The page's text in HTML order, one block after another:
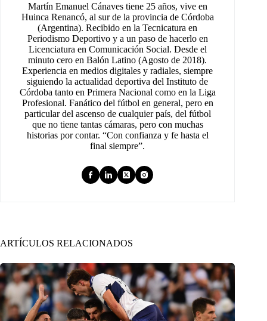
Martín Emanuel Cánaves tiene 25 años, vive en
Huinca Renancó, al sur de la provincia de Córdoba
(Argentina). Recibido en la Tecnicatura en
Periodismo Deportivo y a un paso de hacerlo en
Licenciatura en Comunicación Social. Desde el
minuto cero en Balón Latino (Agosto de 2018).
Experiencia en medios digitales y radiales, siempre
siguiendo la actualidad deportiva del Instituto de
Córdoba tanto en Primera Nacional como en la Liga
Profesional. Fanático del fútbol en general, pero en
particular del ascenso de cualquier país, del fútbol
que no tiene tantas cámaras, pero con muchas
historias por contar. “Con confianza y fe hasta el
final siempre”.
ARTÍCULOS RELACIONADOS